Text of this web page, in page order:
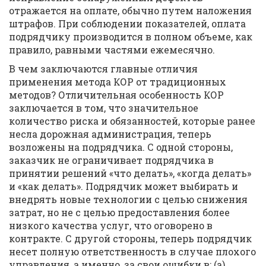
отражается на оплате, обычно путем наложения
штрафов. При соблюдении показателей, оплата
подрядчику производится в полном объеме, как
правило, равными частями ежемесячно.
В чем заключаются главные отличия
применения метода КОР от традиционных
методов? Отличительная особенность КОР
заключается в том, что значительное
количество риска и обязанностей, которые ранее
несла дорожная администрация, теперь
возложены на подрядчика. С одной стороны,
заказчик не ограничивает подрядчика в
принятии решений «что делать», «когда делать»
и «как делать». Подрядчик может выбирать и
внедрять новые технологии с целью снижения
затрат, но не с целью предоставления более
низкого качества услуг, что оговорено в
контракте. С другой стороны, теперь подрядчик
несет полную ответственность в случае плохого